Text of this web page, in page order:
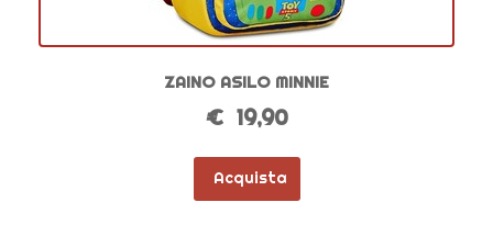
ZAINO ASILO MINNIE
€ 19,90
Acquista